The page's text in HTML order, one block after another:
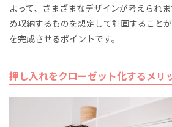
よって、さまざまなデザインが考えられ
め収納するものを想定して計画すること
を完成させるポイントです。
押し入れをクローゼット化するメリ